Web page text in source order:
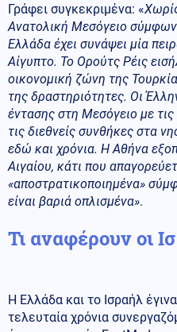
Γράφει συγκεκριμένα: «
Ανατολική Μεσόγειο
Ελλάδα έχει συνάψει μία
Αίγυπτο. Το Ορούτς Ρέις
οικονομική ζώνη της
της δραστηριότητες. Οι
έντασης στη Μεσόγειο με
τις διεθνείς συνθήκες στα
εδώ και χρόνια. Η Αθήνα
Αιγαίου, κάτι που
«αποστρατικοποιημένα»
είναι βαριά οπλισμένα».
Τι αναφέρουν οι
Η Ελλάδα και το Ισραήλ
τελευταία χρόνια